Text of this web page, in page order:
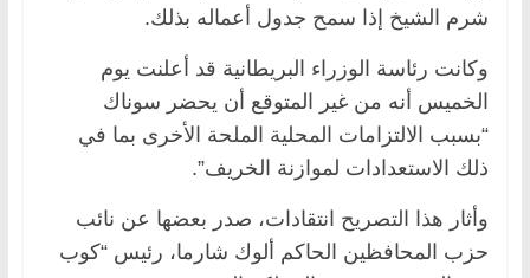
شرم الشيخ إذا سمح جدول أعماله بذلك.
وكانت رئاسة الوزراء البريطانية قد أعلنت يوم
الخميس أنه من غير المتوقع أن يحضر سوناك
“بسبب الالتزامات المحلية الملحة الأخرى بما في
ذلك الاستعدادات لموازنة الخريف”.
وأثار هذا التصريح انتقادات، صدر بعضها عن نائب
حزب المحافظين الحاكم ألوك شارما، رئيس “كوب